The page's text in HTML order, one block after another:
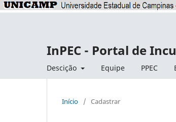
InPEC - Portal de
Descição Equipe PPEC
Início / Cadastrar